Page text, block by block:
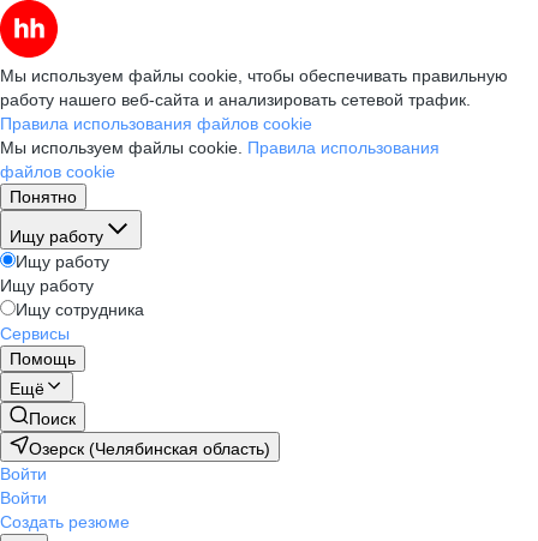
Мы используем файлы cookie, чтобы обеспечивать правильную
работу нашего веб-сайта и анализировать сетевой трафик.
Правила использования файлов cookie
Мы используем файлы cookie. Правила использования
файлов cookie
Понятно
Ищу работу
Ищу работу
Ищу работу
Ищу сотрудника
Сервисы
Помощь
Ещё
Поиск
Озерск (Челябинская область)
Войти
Войти
Создать резюме